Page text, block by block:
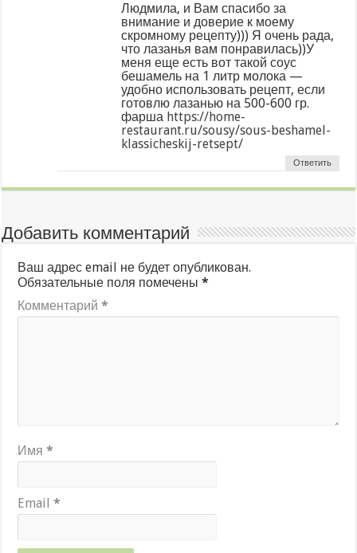
Людмила, и Вам спасибо за
внимание и доверие к моему
скромному рецепту))) Я очень рада,
что лазанья вам понравилась))У
меня еще есть вот такой соус
бешамель на 1 литр молока —
удобно использовать рецепт, если
готовлю лазанью на 500-600 гр.
фарша https://home-
restaurant.ru/sousy/sous-beshamel-
klassicheskij-retsept/
Ответить
Добавить комментарий
Ваш адрес email не будет опубликован.
Обязательные поля помечены*
Комментарий*
Имя*
Email*